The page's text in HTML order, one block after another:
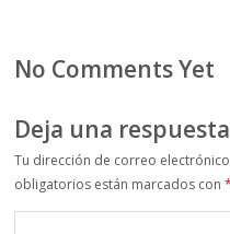
No Comments Yet
Deja una respuesta
Tu dirección de correo
obligatorios están marcados con*